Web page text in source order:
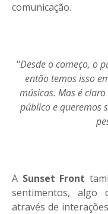
comunicação.
"Desde o começo, o
então temos isso
músicas. Mas é
público e queremos
A Sunset Front
sentimentos, algo
através de